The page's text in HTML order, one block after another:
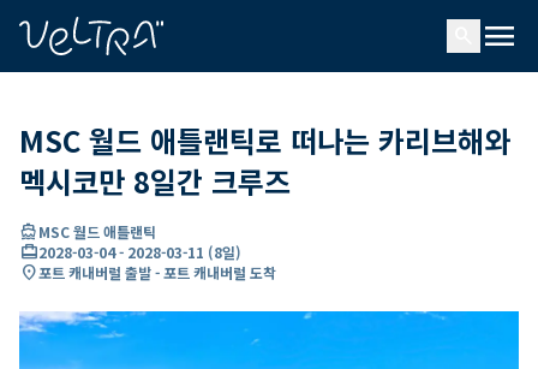
menu
MSC 월드 애틀랜틱로 떠나는 카리브해와
멕시코만 8일간 크루즈
directions_boatMSC 월드 애틀랜틱
card_travel2028-03-04- 2028-03-11 (8일)
location_on포트 캐내버럴 출발 - 포트 캐내버럴 도착